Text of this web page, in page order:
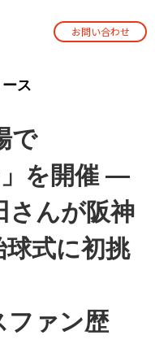
お問い合わせ
ス
で
」を開催 ―
さんが阪神
球式に初挑
ファン歴